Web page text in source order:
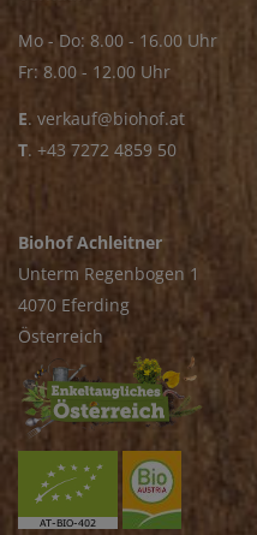
Mo - Do: 8.00 - 16.00 Uhr
Fr: 8.00 - 12.00 Uhr
E. verkauf@biohof.at
T. +43 7272 4859 50
Biohof Achleitner
Unterm Regenbogen 1
4070 Eferding
Österreich